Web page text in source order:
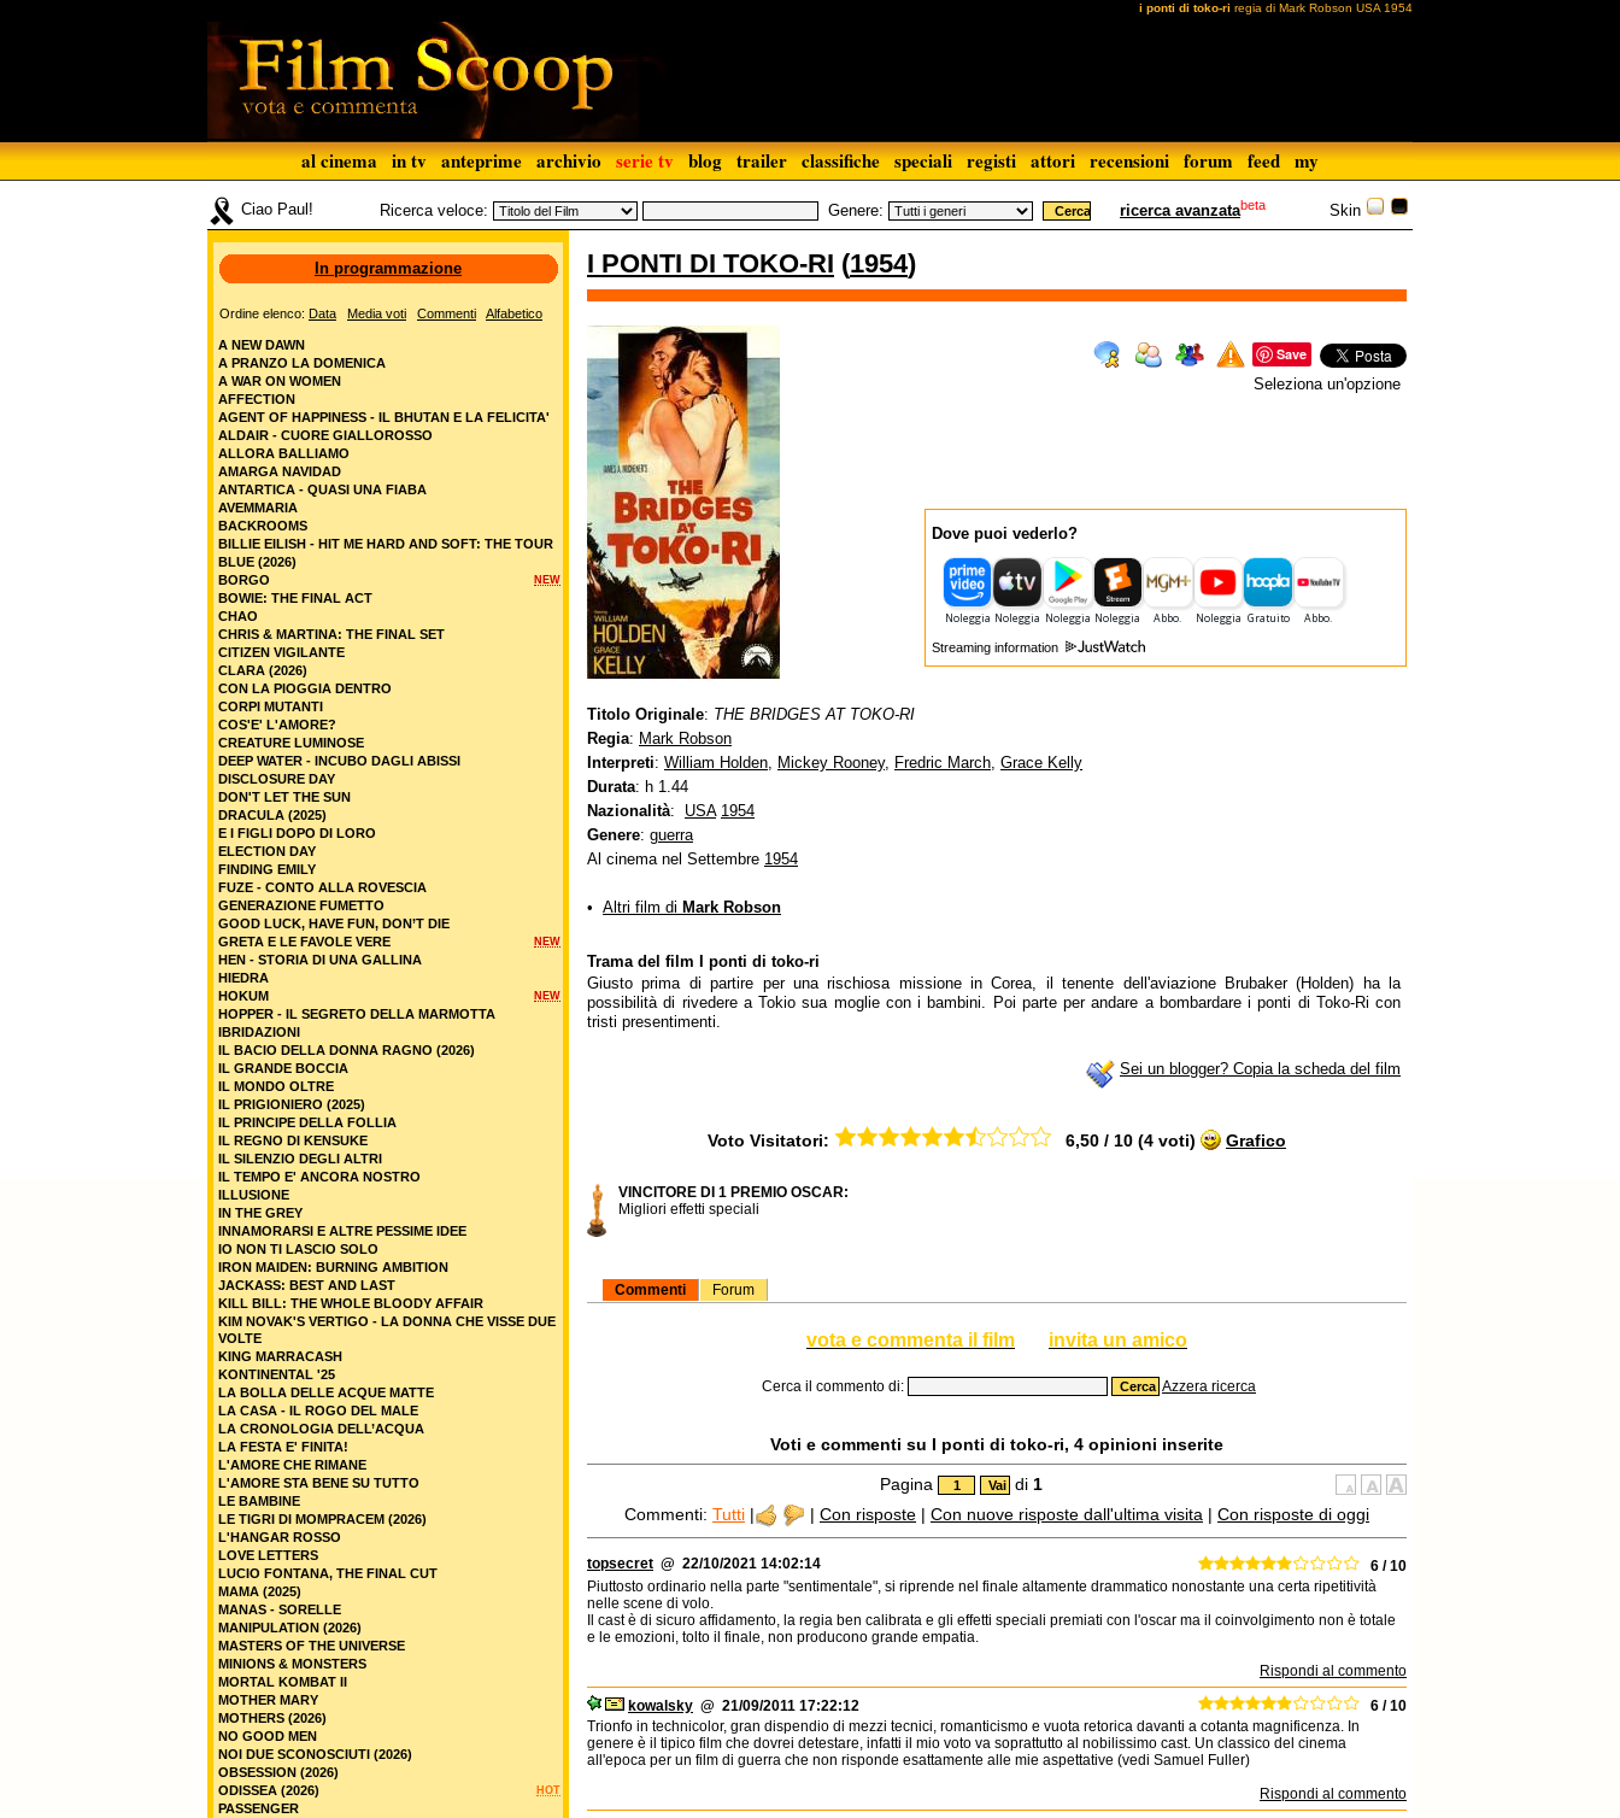
i ponti di toko-ri regia di Mark Robson USA 1954
al cinema in tv anteprime archivio serie tv blog trailer classifiche speciali registi attori recensioni forum feed my
Skin
Ciao Paul! Ricerca veloce: Genere: ricerca avanzatabeta
I PONTI DI TOKO-RI (1954)
Save
Seleziona un'opzione
Dove puoi vederlo?
Streaming information
Titolo Originale: THE BRIDGES AT TOKO-RI
Regia: Mark Robson
Interpreti: William Holden, Mickey Rooney, Fredric March, Grace Kelly
Durata: h 1.44
Nazionalità: USA 1954
Genere: guerra
Al cinema nel Settembre 1954
• Altri film di Mark Robson
Trama del film I ponti di toko-ri
Giusto prima di partire per una rischiosa missione in Corea, il tenente dell'aviazione Brubaker (Holden) ha la
possibilità di rivedere a Tokio sua moglie con i bambini. Poi parte per andare a bombardare i ponti di Toko-Ri con
tristi presentimenti.
Sei un blogger? Copia la scheda del film
Voto Visitatori: 6,50 / 10 (4 voti) Grafico
VINCITORE DI 1 PREMIO OSCAR:
Migliori effetti speciali
Commenti Forum
vota e commenta il film invita un amico
Cerca il commento di: Azzera ricerca
Voti e commenti su I ponti di toko-ri, 4 opinioni inserite
Pagina di 1
Commenti: Tutti | | Con risposte | Con nuove risposte dall'ultima visita | Con risposte di oggi
topsecret @ 22/10/2021 14:02:14
6 / 10
Piuttosto ordinario nella parte "sentimentale", si riprende nel finale altamente drammatico nonostante una certa ripetitività
nelle scene di volo.
Il cast è di sicuro affidamento, la regia ben calibrata e gli effetti speciali premiati con l'oscar ma il coinvolgimento non è totale
e le emozioni, tolto il finale, non producono grande empatia.
Rispondi al commento
kowalsky @ 21/09/2011 17:22:12
6 / 10
Trionfo in technicolor, gran dispendio di mezzi tecnici, romanticismo e vuota retorica davanti a cotanta magnificenza. In
genere è il tipico film che dovrei detestare, infatti il mio voto va soprattutto al nobilissimo cast. Un classico del cinema
all'epoca per un film di guerra che non risponde esattamente alle mie aspettative (vedi Samuel Fuller)
Rispondi al commento
In programmazione
Ordine elenco: Data Media voti Commenti Alfabetico
A NEW DAWN
A PRANZO LA DOMENICA
A WAR ON WOMEN
AFFECTION
AGENT OF HAPPINESS - IL BHUTAN E LA FELICITA'
ALDAIR - CUORE GIALLOROSSO
ALLORA BALLIAMO
AMARGA NAVIDAD
ANTARTICA - QUASI UNA FIABA
AVEMMARIA
BACKROOMS
BILLIE EILISH - HIT ME HARD AND SOFT: THE TOUR
BLUE (2026)
NEW
BORGO
BOWIE: THE FINAL ACT
CHAO
CHRIS & MARTINA: THE FINAL SET
CITIZEN VIGILANTE
CLARA (2026)
CON LA PIOGGIA DENTRO
CORPI MUTANTI
COS'E' L'AMORE?
CREATURE LUMINOSE
DEEP WATER - INCUBO DAGLI ABISSI
DISCLOSURE DAY
DON'T LET THE SUN
DRACULA (2025)
E I FIGLI DOPO DI LORO
ELECTION DAY
FINDING EMILY
FUZE - CONTO ALLA ROVESCIA
GENERAZIONE FUMETTO
GOOD LUCK, HAVE FUN, DON’T DIE
NEW
GRETA E LE FAVOLE VERE
HEN - STORIA DI UNA GALLINA
HIEDRA
NEW
HOKUM
HOPPER - IL SEGRETO DELLA MARMOTTA
IBRIDAZIONI
IL BACIO DELLA DONNA RAGNO (2026)
IL GRANDE BOCCIA
IL MONDO OLTRE
IL PRIGIONIERO (2025)
IL PRINCIPE DELLA FOLLIA
IL REGNO DI KENSUKE
IL SILENZIO DEGLI ALTRI
IL TEMPO E' ANCORA NOSTRO
ILLUSIONE
IN THE GREY
INNAMORARSI E ALTRE PESSIME IDEE
IO NON TI LASCIO SOLO
IRON MAIDEN: BURNING AMBITION
JACKASS: BEST AND LAST
KILL BILL: THE WHOLE BLOODY AFFAIR
KIM NOVAK'S VERTIGO - LA DONNA CHE VISSE DUE
VOLTE
KING MARRACASH
KONTINENTAL '25
LA BOLLA DELLE ACQUE MATTE
LA CASA - IL ROGO DEL MALE
LA CRONOLOGIA DELL’ACQUA
LA FESTA E' FINITA!
L'AMORE CHE RIMANE
L'AMORE STA BENE SU TUTTO
LE BAMBINE
LE TIGRI DI MOMPRACEM (2026)
L'HANGAR ROSSO
LOVE LETTERS
LUCIO FONTANA, THE FINAL CUT
MAMA (2025)
MANAS - SORELLE
MANIPULATION (2026)
MASTERS OF THE UNIVERSE
MINIONS & MONSTERS
MORTAL KOMBAT II
MOTHER MARY
MOTHERS (2026)
NO GOOD MEN
NOI DUE SCONOSCIUTI (2026)
OBSESSION (2026)
HOT
ODISSEA (2026)
PASSENGER